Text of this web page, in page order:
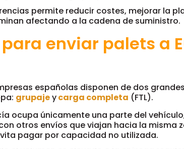
permite reducir costes, mejorar la
afectando a la cadena de suministro.
enviar palets a
españolas disponen de dos
grupajeycarga completa (FTL).
ocupa únicamente una parte del
otros envíos que viajan hacia la misma
pagar por capacidad no utilizada.